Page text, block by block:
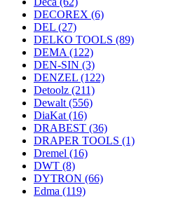
DECOREX (6)
DEL (27)
DELKO TOOLS (89)
DEMA (122)
DEN-SIN (3)
DENZEL (122)
Detoolz (211)
Dewalt (556)
DiaKat (16)
DRABEST (36)
DRAPER TOOLS (1)
Dremel (16)
DWT (8)
DYTRON (66)
Edma (119)